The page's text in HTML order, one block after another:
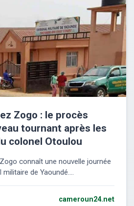
Zogo : le procès
tournant après les
colonel Otoulou
connaît une nouvelle journée
de Yaoundé....
cameroun24.net